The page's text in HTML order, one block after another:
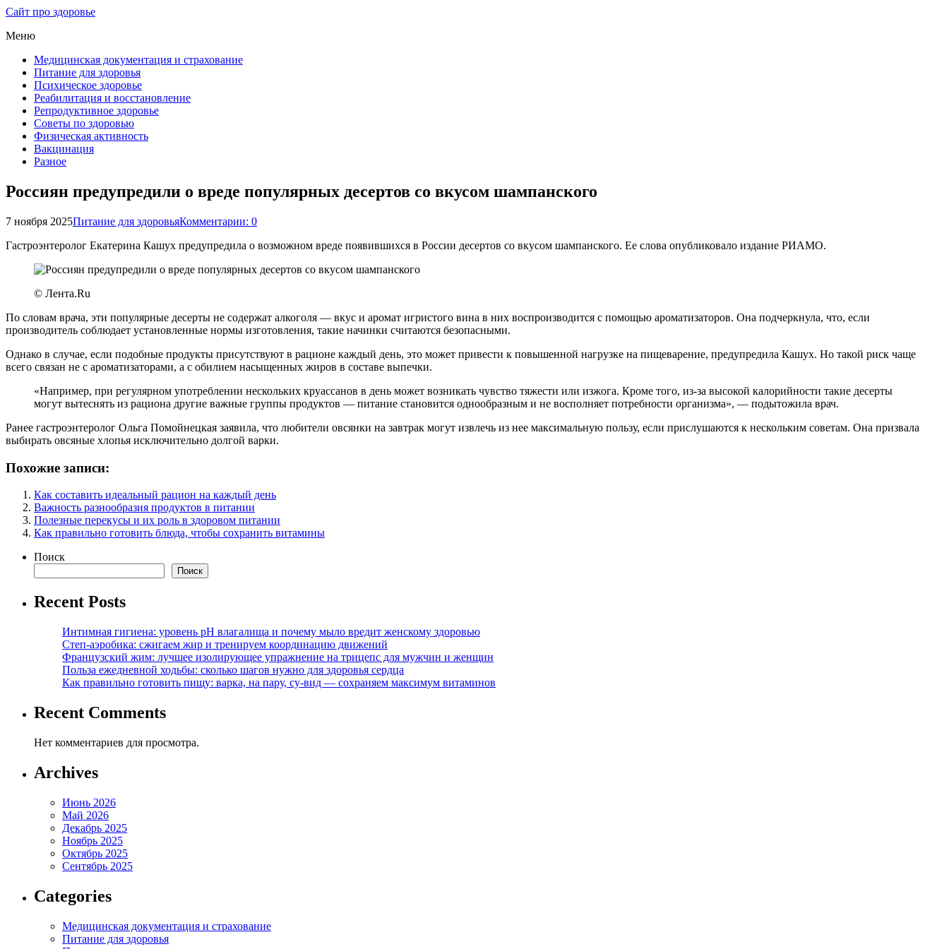
Сайт про здоровье
Меню
Медицинская документация и страхование
Питание для здоровья
Психическое здоровье
Реабилитация и восстановление
Репродуктивное здоровье
Советы по здоровью
Физическая активность
Вакцинация
Разное
Россиян предупредили о вреде популярных десертов со вкусом шампанского
7 ноября 2025Питание для здоровьяКомментарии: 0
Гастроэнтеролог Екатерина Кашух предупредила о возможном вреде появившихся в России десертов со вкусом шампанского. Ее слова опубликовало издание РИАМО.
© Лента.Ru
По словам врача, эти популярные десерты не содержат алкоголя — вкус и аромат игристого вина в них воспроизводится с помощью ароматизаторов. Она подчеркнула, что, если
производитель соблюдает установленные нормы изготовления, такие начинки считаются безопасными.
Однако в случае, если подобные продукты присутствуют в рационе каждый день, это может привести к повышенной нагрузке на пищеварение, предупредила Кашух. Но такой риск чаще
всего связан не с ароматизаторами, а с обилием насыщенных жиров в составе выпечки.
«Например, при регулярном употреблении нескольких круассанов в день может возникать чувство тяжести или изжога. Кроме того, из-за высокой калорийности такие десерты
могут вытеснять из рациона другие важные группы продуктов — питание становится однообразным и не восполняет потребности организма», — подытожила врач.
Ранее гастроэнтеролог Ольга Помойнецкая заявила, что любители овсянки на завтрак могут извлечь из нее максимальную пользу, если прислушаются к нескольким советам. Она призвала
выбирать овсяные хлопья исключительно долгой варки.
Похожие записи:
Как составить идеальный рацион на каждый день
Важность разнообразия продуктов в питании
Полезные перекусы и их роль в здоровом питании
Как правильно готовить блюда, чтобы сохранить витамины
Поиск
Поиск
Recent Posts
Интимная гигиена: уровень pH влагалища и почему мыло вредит женскому здоровью
Степ-аэробика: сжигаем жир и тренируем координацию движений
Французский жим: лучшее изолирующее упражнение на трицепс для мужчин и женщин
Польза ежедневной ходьбы: сколько шагов нужно для здоровья сердца
Как правильно готовить пищу: варка, на пару, су-вид — сохраняем максимум витаминов
Recent Comments
Нет комментариев для просмотра.
Archives
Июнь 2026
Май 2026
Декабрь 2025
Ноябрь 2025
Октябрь 2025
Сентябрь 2025
Categories
Медицинская документация и страхование
Питание для здоровья